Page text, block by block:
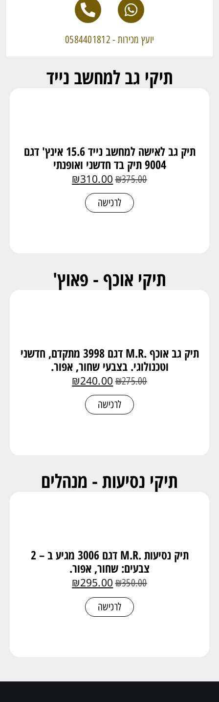
יועץ מכירות - 0584401812
תיקי גב למחשב נייד
תיק גב לאישה למחשב נייד 15.6 אינץ' דגם
9004 תיק בד חדשני ואופנתי
₪375.00
₪310.00
לרכישה
תיקי אוכף - פאוץ'
תיק גב אוכף .M.R דגם 3998 מתקדם, חדשני
וטכנולוגי. בצבעי שחור, אפור.
₪275.00
₪240.00
לרכישה
תיקי נסיעות - מנהלים
תיק נסיעות .M.R דגם 3006 מגיע ב – 2
צבעים: שחור, אפור.
₪350.00
₪295.00
לרכישה